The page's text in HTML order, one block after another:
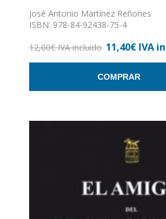
José Antonio Martínez Reñones
ISBN: 978-84-92438-75-4
Nº de páginas: 266
12,00€ IVA incluido 11,40€ IVA
COMPRAR